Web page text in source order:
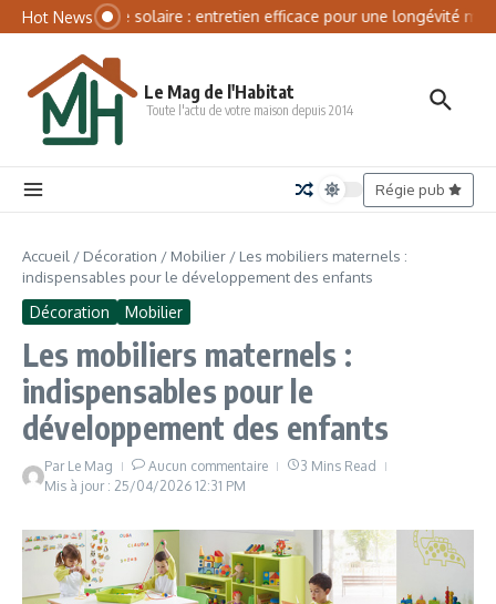
Aller au contenu
Hot NewsBatterie solaire : entretien efficace pour une longévité
Le Mag de l'Habitat
Toute l'actu de votre maison depuis 2014
Régie pub
Accueil / Décoration / Mobilier / Les mobiliers maternels :
indispensables pour le développement des enfants
Décoration Mobilier
Les mobiliers maternels :
indispensables pour le
développement des enfants
Par Le Mag Aucun commentaire
3 Mins Read
Mis à jour : 25/04/2026 12:31 PM
Panneau de gestion des cookies